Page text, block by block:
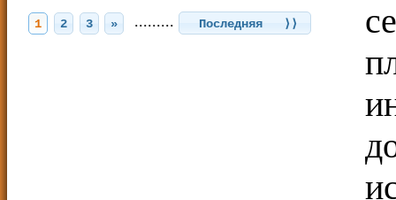
1 2 3 » ......... Последняя ⟩⟩